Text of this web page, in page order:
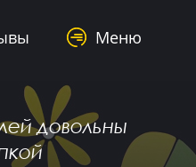
Меню
довольны